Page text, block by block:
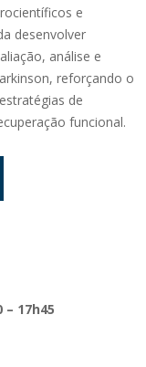
e
desenvolver
análise e
reforçando o
de
funcional.
17h45